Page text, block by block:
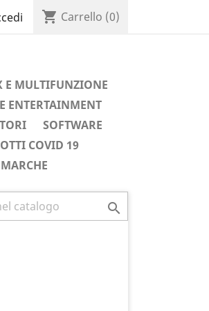
shopping_cart Carrello (0)
E MULTIFUNZIONE
ENTERTAINMENT
SOFTWARE
COVID 19

Successivo